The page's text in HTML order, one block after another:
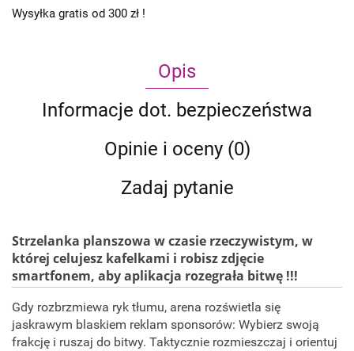
Wysyłka gratis od 300 zł !
Opis
Informacje dot. bezpieczeństwa
Opinie i oceny (0)
Zadaj pytanie
Strzelanka planszowa w czasie rzeczywistym, w
której celujesz kafelkami i robisz zdjęcie
smartfonem, aby aplikacja rozegrała bitwę !!!
Gdy rozbrzmiewa ryk tłumu, arena rozświetla się
jaskrawym blaskiem reklam sponsorów: Wybierz swoją
frakcję i ruszaj do bitwy. Taktycznie rozmieszczaj i orientuj